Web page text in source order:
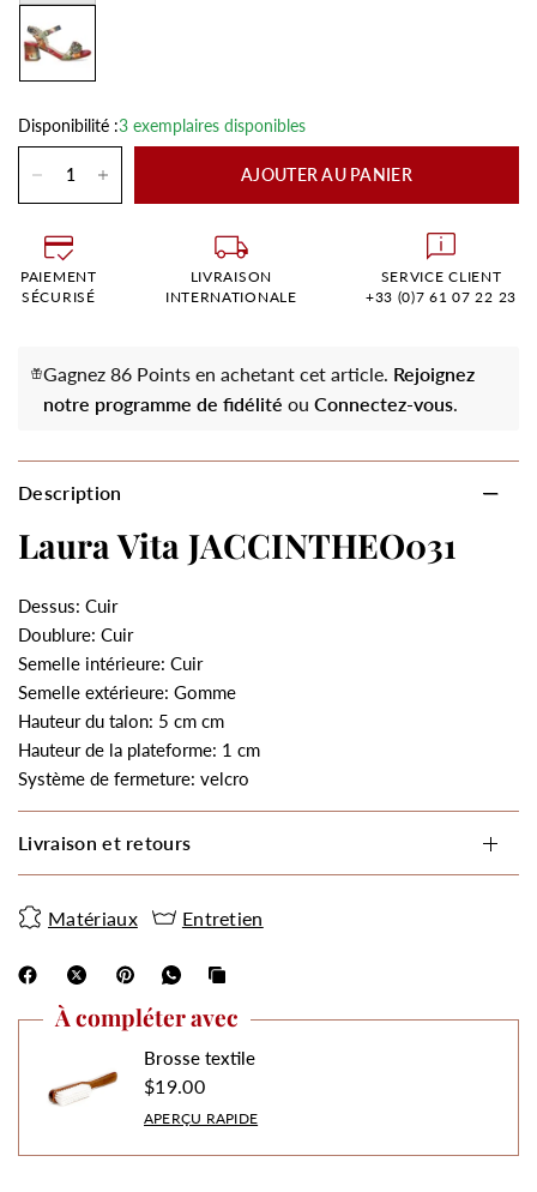
Disponibilité :3 exemplaires disponibles
AJOUTER AU PANIER
PAIEMENT
SÉCURISÉ
LIVRAISON
INTERNATIONALE
SERVICE CLIENT
+33 (0)7 61 07 22 23
Gagnez 86 Points en achetant cet article. Rejoignez
notre programme de fidélité ouConnectez-vous.
Description
Laura Vita JACCINTHEO031
Dessus: Cuir
Doublure: Cuir
Semelle intérieure: Cuir
Semelle extérieure: Gomme
Hauteur du talon: 5 cm cm
Hauteur de la plateforme: 1 cm
Système de fermeture: velcro
Livraison et retours
Matériaux Entretien
À compléter avec
Brosse textile
$19.00
APERÇU RAPIDE